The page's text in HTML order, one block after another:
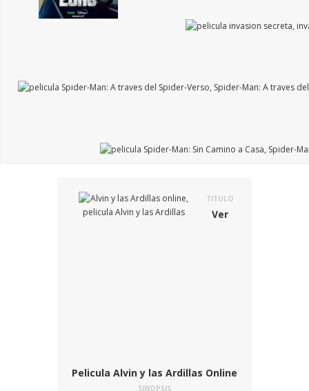
TITULO
Ver
Pelicula Alvin y las Ardillas Online
SINOPSIS